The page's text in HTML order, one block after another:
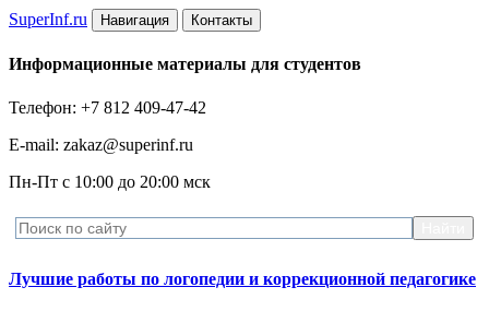
SuperInf.ru Навигация Контакты
Информационные материалы для студентов
Телефон: +7 812 409-47-42
E-mail: zakaz@superinf.ru
Пн-Пт с 10:00 до 20:00 мск
Лучшие работы по логопедии и коррекционной педагогике